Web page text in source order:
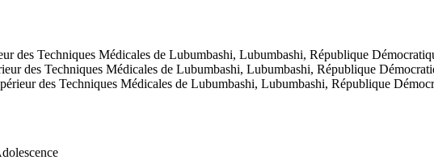
des Techniques Médicales de Lubumbashi, Lubumbashi, République
des Techniques Médicales de Lubumbashi, Lubumbashi, République
des Techniques Médicales de Lubumbashi, Lubumbashi, République